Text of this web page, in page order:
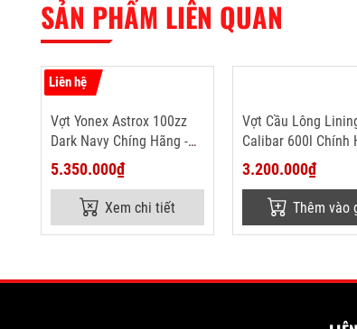
SẢN PHẨM LIÊN QUAN
Liên hệ
Vợt Yonex Astrox 100zz
Dark Navy Chíng Hãng -
Xách Tay
5.350.000₫
Xem chi tiết
Vợt Cầu Lông
Calibar 600l Chính
(Công ty)
3.200.000₫
Thêm vào